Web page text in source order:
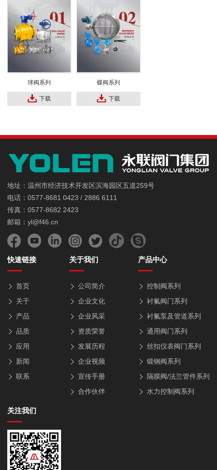
球阀系列
下载
蝶阀系列
下载
地址：温州市经济技术开发区滨海园区五道259号
电话：0577-8681 0423 / 2886 6111
传真：0577-8682 2423
邮箱：yl@f46.cn
快速链接
首页
关于
产品
品质
应用
新闻
联系
关于我们
公司简介
企业文化
企业风采
资质荣誉
发展历程
企业视频
宣传手册
合作伙伴
产品中心
控制阀系列
衬氟阀门系列
衬氟泵及管道系列
通用阀门系列
丝扣仪表阀门系列
锻钢阀系列
隔膜阀/法兰管件系列
水力控制阀系列
关注我们